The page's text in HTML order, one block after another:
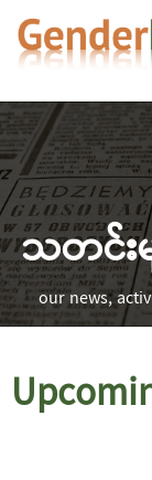
သတင်းမ
our news,